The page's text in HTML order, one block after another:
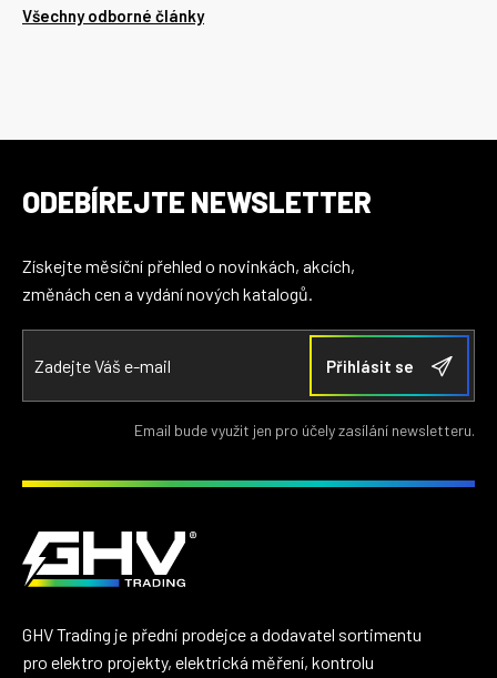
Všechny odborné články
ODEBÍREJTE NEWSLETTER
Získejte měsíční přehled o novinkách, akcích,
změnách cen a vydání nových katalogů.
Email bude využit jen pro účely zasílání newsletteru.
GHV Trading je přední prodejce a dodavatel sortimentu
pro elektro projekty, elektrická měření, kontrolu